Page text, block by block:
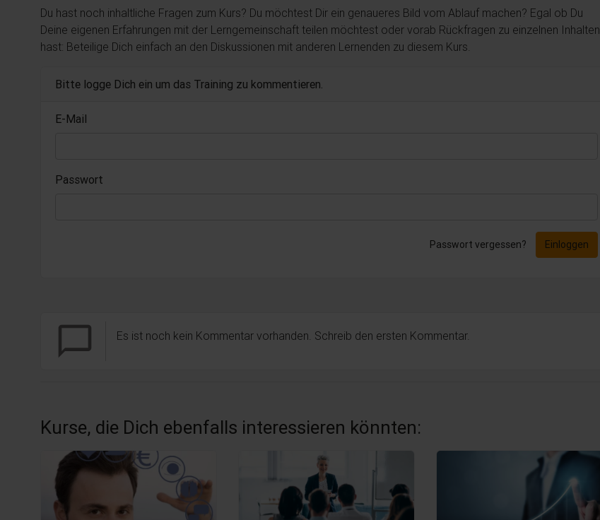
Du hast noch inhaltliche Fragen zum Kurs? Du möchtest Dir ein genaueres Bild vom Ablauf machen? Egal ob Du
Deine eigenen Erfahrungen mit der Lerngemeinschaft teilen möchtest oder vorab Rückfragen zu einzelnen Inhalten
hast: Beteilige Dich einfach an den Diskussionen mit anderen Lernenden zu diesem Kurs.
Bitte logge Dich ein um das Training zu kommentieren.
E-Mail
Passwort
Passwort vergessen? Einloggen
chat_bubble_outline Es ist noch kein Kommentar vorhanden. Schreib den ersten Kommentar.
Kurse, die Dich ebenfalls interessieren könnten: